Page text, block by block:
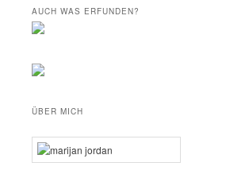
AUCH WAS ERFUNDEN?
ÜBER MICH